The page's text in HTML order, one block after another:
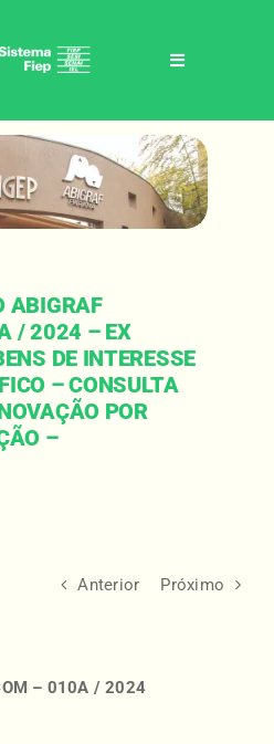
Toggle
ABIGRAF
/ 2024 – EX
DE INTERESSE
– CONSULTA
POR
–
Anterior Próximo
– 010A / 2024